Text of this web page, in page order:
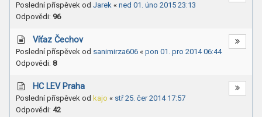
Poslední příspěvek od Jarek « ned 01. úno 2015 23:13
Odpovědi: 96
Víťaz Čechov
Poslední příspěvek od sanimirza606 « pon 01. pro 2014 06:44
Odpovědi: 8
HC LEV Praha
Poslední příspěvek od kajo « stř 25. čer 2014 17:57
Odpovědi: 42